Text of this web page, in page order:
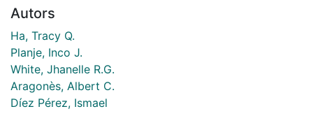
Autors
Ha, Tracy Q.
Planje, Inco J.
White, Jhanelle R.G.
Aragonès, Albert C.
Díez Pérez, Ismael